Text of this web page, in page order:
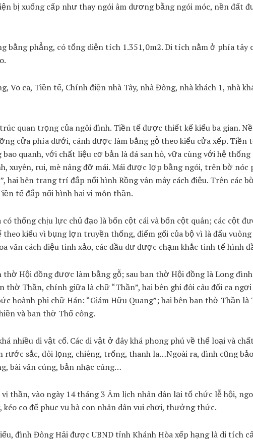
bị xuống cấp như thay ngói âm dương bằng ngói móc, nền đất
bằng phẳng, có tổng diện tích 1.351,0m2. Di tích nằm ở phía tây
Võ ca, Tiền tế, Chính điện nhà Tây, nhà Đông, nhà khách 1, nhà
quan trọng của ngôi đình. Tiền tế được thiết kế kiểu ba gian.
cửa phía dưới, cánh được làm bằng gỗ theo kiểu cửa xếp. Tiền
quanh, với chất liệu cơ bản là đá san hô, vữa cùng với hệ thống
xuyên, rui, mè nâng đỡ mái. Mái được lợp bằng ngói, trên bờ nóc
bên trang trí đắp nổi hình Rồng vân mây cách điệu. Trên các
tế đắp nổi hình hai vị môn thần.
thống chịu lực chủ đạo là bốn cột cái và bốn cột quân; các cột
kiểu vì bụng lợn truyền thống, điểm gối của bộ vì là đấu
văn cách điệu tinh xảo, các đầu dư được chạm khắc tinh tế hình
Hội đồng được làm bằng gỗ; sau ban thờ Hội đồng là Long
Thần, chính giữa là chữ “Thần”, hai bên ghi đôi câu đối ca
phi chữ Hán: “Giám Hữu Quang”; hai bên ban thờ Thần là
và ban thờ Thổ công.
nhiều di vật cổ. Các di vật ở đây khá phong phú về thể loại và
rước sắc, đôi lọng, chiêng, trống, thanh la…Ngoài ra, đình cũng
bài văn cúng, bản nhạc cúng…
thần, vào ngày 14 tháng 3 Âm lịch nhân dân lại tổ chức lễ hội,
co để phục vụ bà con nhân dân vui chơi, thưởng thức.
đình Đông Hải được UBND tỉnh Khánh Hòa xếp hạng là di tích